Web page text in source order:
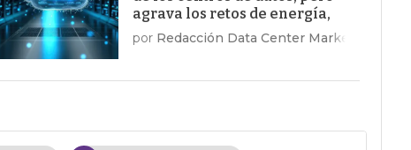
agrava los retos de energía,
costes y talento
por Redacción Data Center Market